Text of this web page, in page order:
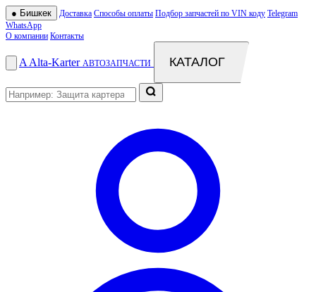
● Бишкек Доставка Способы оплаты Подбор запчастей по VIN коду Telegram
WhatsApp
О компании Контакты
A Alta-Karter АВТОЗАПЧАСТИ КАТАЛОГ